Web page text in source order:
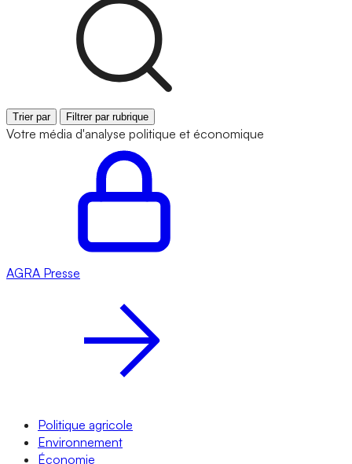
Trier par Filtrer par rubrique
Votre média d'analyse politique et économique
AGRA Presse
Politique agricole
Environnement
Économie